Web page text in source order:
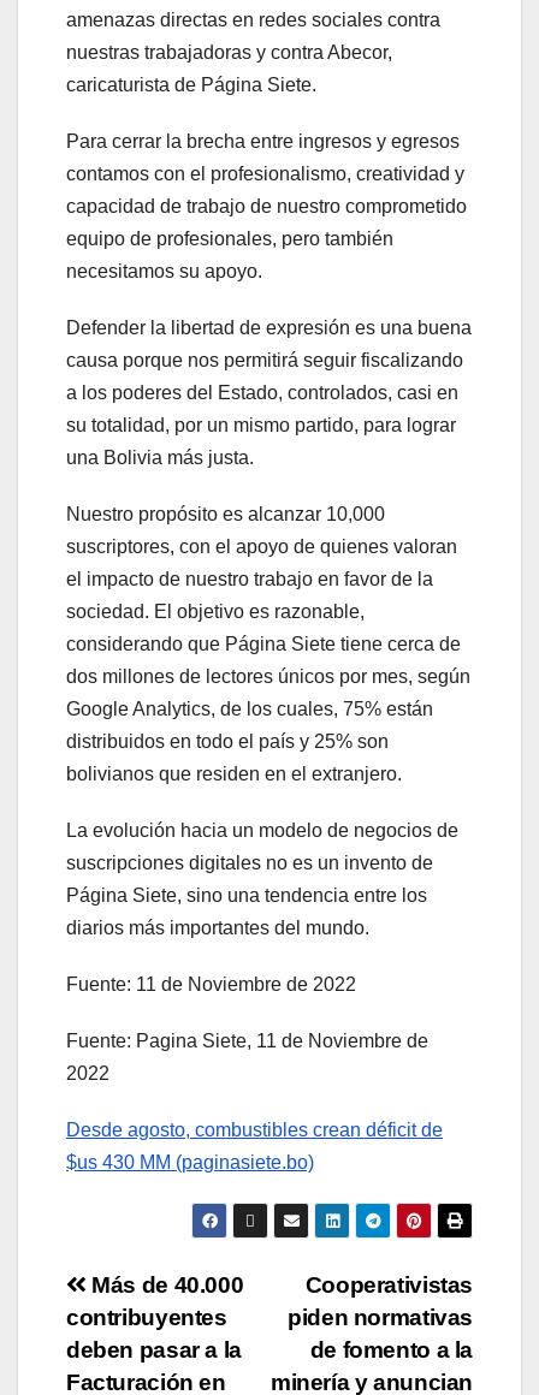
amenazas directas en redes sociales contra
nuestras trabajadoras y contra Abecor,
caricaturista de Página Siete.
Para cerrar la brecha entre ingresos y egresos
contamos con el profesionalismo, creatividad y
capacidad de trabajo de nuestro comprometido
equipo de profesionales, pero también
necesitamos su apoyo.
Defender la libertad de expresión es una buena
causa porque nos permitirá seguir fiscalizando
a los poderes del Estado, controlados, casi en
su totalidad, por un mismo partido, para lograr
una Bolivia más justa.
Nuestro propósito es alcanzar 10,000
suscriptores, con el apoyo de quienes valoran
el impacto de nuestro trabajo en favor de la
sociedad. El objetivo es razonable,
considerando que Página Siete tiene cerca de
dos millones de lectores únicos por mes, según
Google Analytics, de los cuales, 75% están
distribuidos en todo el país y 25% son
bolivianos que residen en el extranjero.
La evolución hacia un modelo de negocios de
suscripciones digitales no es un invento de
Página Siete, sino una tendencia entre los
diarios más importantes del mundo.
Fuente: 11 de Noviembre de 2022
Fuente: Pagina Siete, 11 de Noviembre de
2022
Desde agosto, combustibles crean déficit de
$us 430 MM (paginasiete.bo)
Cooperativistas
piden normativas
de fomento a la
minería y anuncian
Más de 40.000
contribuyentes
deben pasar a la
Facturación en